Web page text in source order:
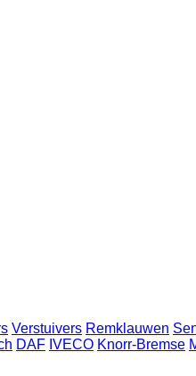
Verstuivers Remklauwen
DAF IVECO Knorr-Bremse